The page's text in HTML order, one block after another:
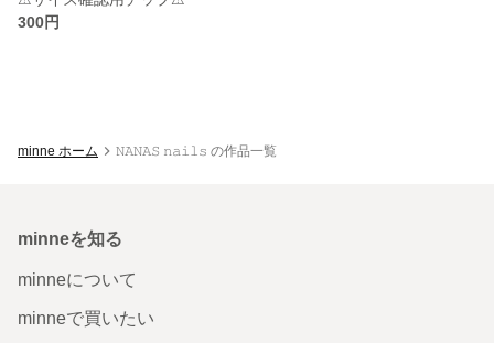
300円
minne ホーム 𝙽𝙰𝙽𝙰𝚂 𝚗𝚊𝚒𝚕𝚜 の作品一覧
minneを知る
minneについて
minneで買いたい